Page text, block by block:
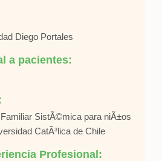
Diego Portales
a pacientes:
SistÃ©mica para niÃ±os
CatÃ³lica de Chile
Profesional: